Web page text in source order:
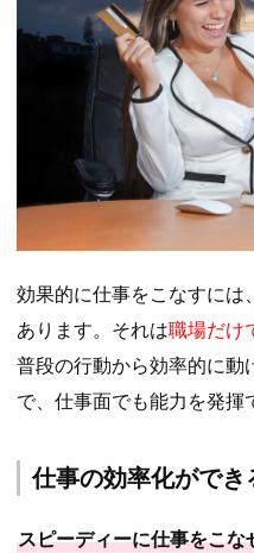
効果的に仕事をこなすには、
あります。それは職場だけ
普段の行動から効率的に動
で、仕事面でも能力を発揮
仕事の効率化ができ
スピーディーに仕事をこ